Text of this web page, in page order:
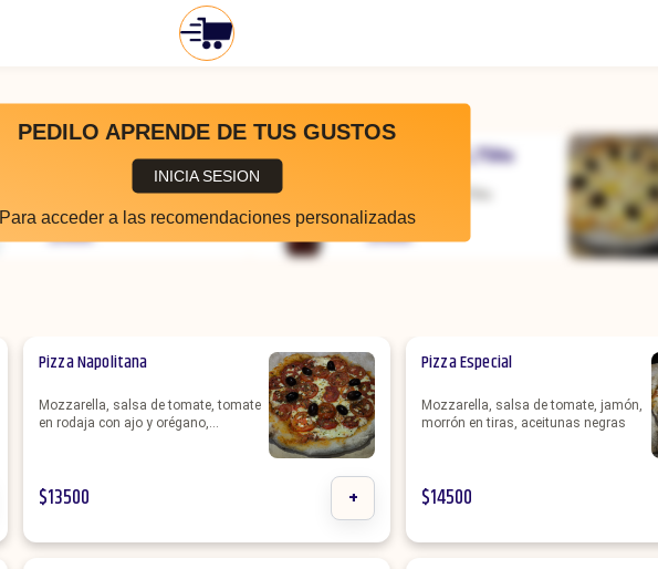
PEDILO APRENDE DE TUS GUSTOS
INICIA SESION
Para acceder a las recomendaciones personalizadas
Sprite 1,75lts
Sprite 1,75lts
$3000
Coca-Cola 1,75lts
$3000
Pizza Napolitana
Mozzarella, salsa de tomate, tomate
en rodaja con ajo y orégano,
$13500 +
Pizza Especial
Mozzarella, salsa de tomate, jamón,
morrón en tiras, aceitunas negras
$14500